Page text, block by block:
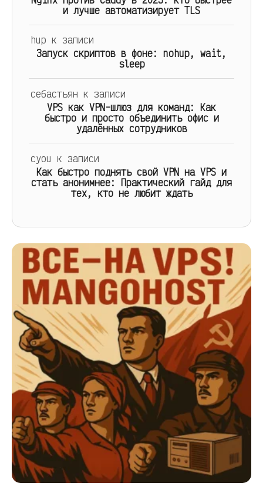
и лучше автоматизирует TLS
hup к записи
Запуск скриптов в фоне: nohup, wait,
sleep
себастьян к записи
VPS как VPN-шлюз для команд: Как
быстро и просто объединить офис и
удалённых сотрудников
cyou к записи
Как быстро поднять свой VPN на VPS и
стать анонимнее: Практический гайд для
тех, кто не любит ждать